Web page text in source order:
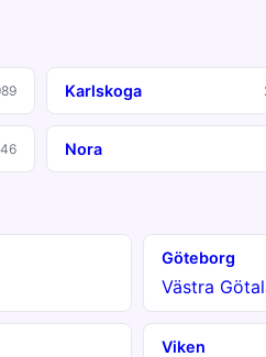
Karlskoga
Nora
Göteborg
Västra
Viken